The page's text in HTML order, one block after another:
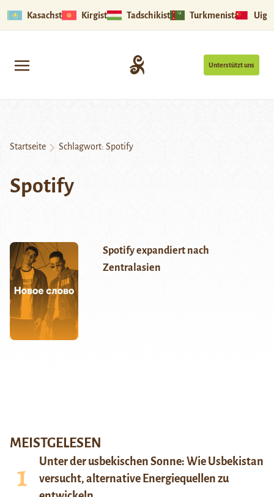
Kasachstan Kirgistan Tadschikistan Turkmenistan
Unterstützt uns
Startseite Schlagwort: Spotify
Spotify
Spotify expandiert nach
Zentralasien
MEISTGELESEN
Unter der usbekischen Sonne: Wie Usbekistan
versucht, alternative Energiequellen zu